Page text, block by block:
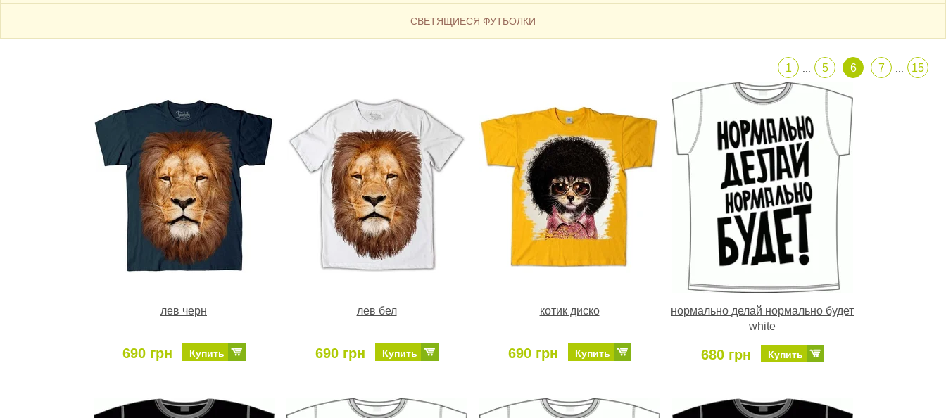
CВЕТЯЩИЕСЯ ФУТБОЛКИ
1 5 6 7 15
лев черн
690 грн Купить
лев бел
690 грн Купить
котик диско
690 грн Купить
нормально делай нормально будет
white
680 грн Купить